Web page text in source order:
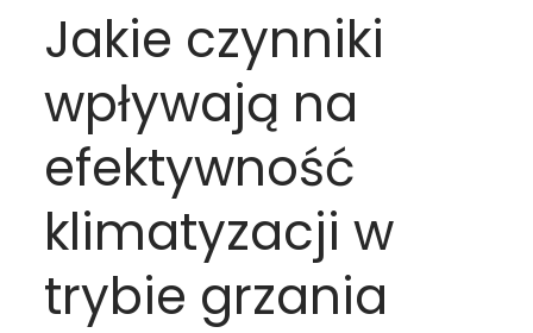
Jakie czynniki
wpływają na
efektywność
klimatyzacji w
trybie grzania